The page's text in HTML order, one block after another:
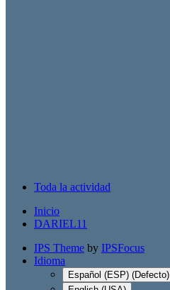
Toda la actividad
Inicio
DARIEL11
IPS Theme by IPSFocus
Idioma
Español (ESP) (Defecto)